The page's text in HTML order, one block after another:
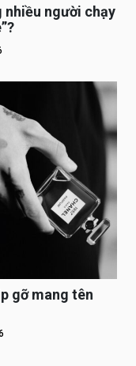
nhiều người chạy
gỡ mang tên